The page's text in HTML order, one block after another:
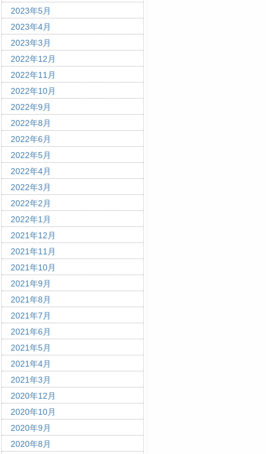
2023年5月
2023年4月
2023年3月
2022年12月
2022年11月
2022年10月
2022年9月
2022年8月
2022年6月
2022年5月
2022年4月
2022年3月
2022年2月
2022年1月
2021年12月
2021年11月
2021年10月
2021年9月
2021年8月
2021年7月
2021年6月
2021年5月
2021年4月
2021年3月
2020年12月
2020年10月
2020年9月
2020年8月